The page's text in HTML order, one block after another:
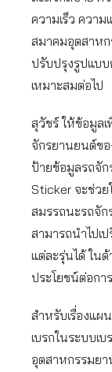
ความเร็ว ความ
สมาคมอุตสาห
ปรับปรุงรูปแบบ
เหมาะสมต่อไป
สุวัชร์ ให้ข้อมูลเ
จักรยานยนต์ขอ
ป้ายข้อมูลรถจั
Sticker จะช่วย
สมรรถนะรถจัก
สามารถนำไปเ
แต่ละรุ่นได้ ใน
ประโยชน์ต่อกา
สำหรับเรื่องแผ
เบรกในระบบเ
อุตสาหกรรมย